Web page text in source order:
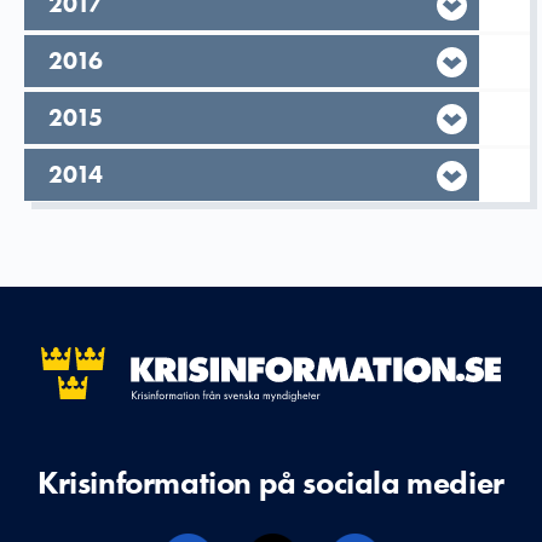
År,
2016
År,
2015
År,
2014
Krisinformation på sociala medier